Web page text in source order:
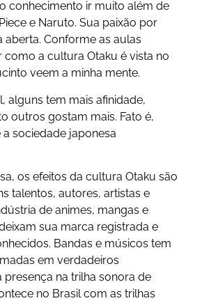
conhecimento ir muito além de
e Naruto. Sua paixão por
aberta. Conforme as aulas
a cultura Otaku é vista no
veem a minha mente.
tem mais afinidade,
outros gostam mais. Fato é,
sociedade japonesa
os efeitos da cultura Otaku são
talentos, autores, artistas e
de animes, mangas e
sua marca registrada e
Bandas e músicos tem
em verdadeiros
na trilha sonora de
no Brasil com as trilhas